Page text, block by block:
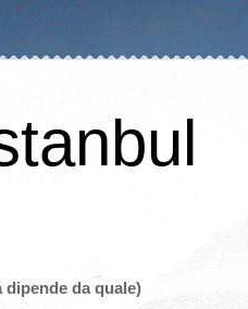
da quale)